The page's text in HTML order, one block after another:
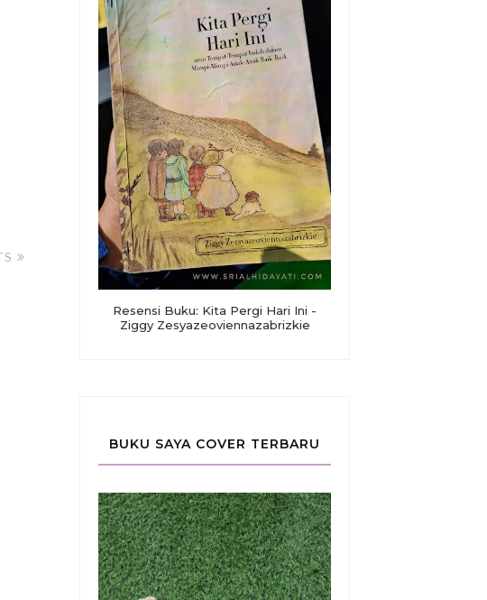
Resensi Buku: Kita Pergi Hari Ini -
Ziggy Zesyazeoviennazabrizkie
BUKU SAYA COVER TERBARU